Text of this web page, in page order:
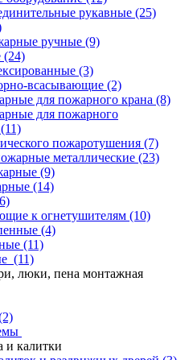
рукавные (25)
ручные (9)
(24)
(3)
всасывающие (2)
для пожарного крана (8)
для пожарного
(11)
пожаротушения (7)
металлические (23)
(9)
(14)
к огнетушителям (10)
(4)
(11)
(11)
люки, пена монтажная
и калитки